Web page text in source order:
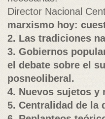
Director Nacional
marxismo hoy:
2. Las tradiciones
3. Gobiernos
el debate sobre el
posneoliberal.
4. Nuevos sujetos
5. Centralidad de la